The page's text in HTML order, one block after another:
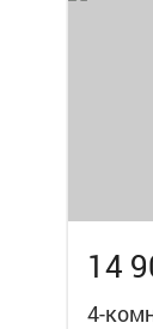
14
4-